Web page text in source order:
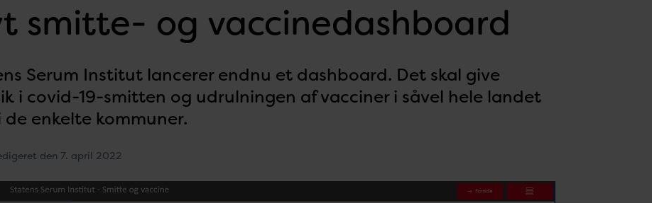
smitte- og vaccinedashboard
Serum Institut lancerer endnu et dashboard. Det skal give
i covid-19-smitten og udrulningen af vacciner i såvel hele landet
de enkelte kommuner.
den 7. april 2022